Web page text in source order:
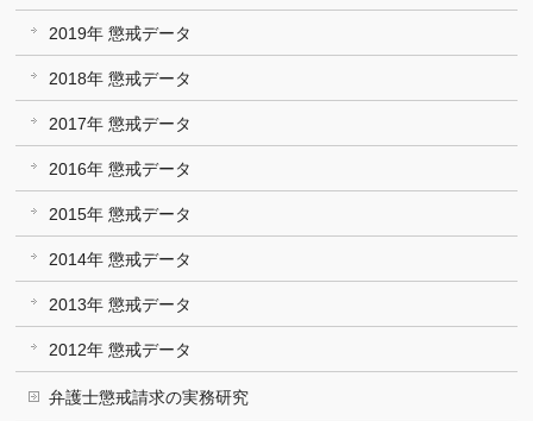
2019年 懲戒データ
2018年 懲戒データ
2017年 懲戒データ
2016年 懲戒データ
2015年 懲戒データ
2014年 懲戒データ
2013年 懲戒データ
2012年 懲戒データ
弁護士懲戒請求の実務研究